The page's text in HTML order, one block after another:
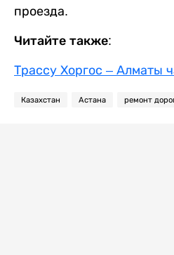
проезда.
Читайте также:
Трассу Хоргос – Алматы
Казахстан Астана ремонт